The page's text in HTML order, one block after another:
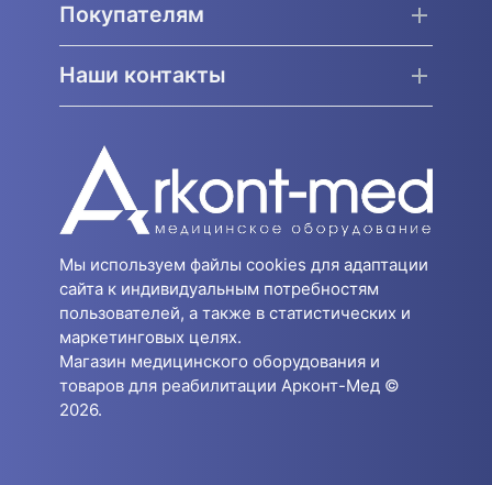
Покупателям
Наши контакты
Мы используем файлы cookies для адаптации
сайта к индивидуальным потребностям
пользователей, а также в статистических и
маркетинговых целях.
Магазин медицинского оборудования и
товаров для реабилитации Арконт-Мед ©
2026.